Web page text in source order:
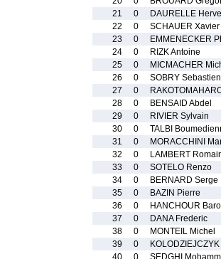
21
0
DAURELLE Herve
22
0
SCHAUER Xavier
23
0
EMMENECKER
24
0
RIZK Antoine
25
0
MICMACHER
26
0
SOBRY Sebastien
27
0
28
0
BENSAID Abdel
29
0
RIVIER Sylvain
30
0
TALBI
31
0
MORACCHINI
32
0
LAMBERT
33
0
SOTELO Renzo
34
0
BERNARD Serge
35
0
BAZIN Pierre
36
0
HANCHOUR
37
0
DANA Frederic
38
0
MONTEIL Michel
39
0
40
0
SEDGHI